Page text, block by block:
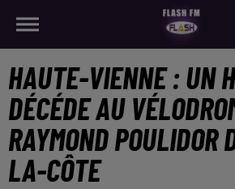
HAUTE-VIENNE : UN
DÉCÉDE AU
RAYMOND POULIDOR
LA-CÔTE